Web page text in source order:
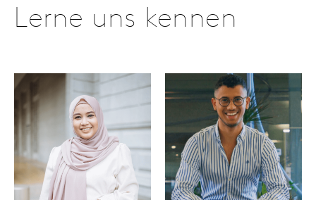
Lerne uns kennen